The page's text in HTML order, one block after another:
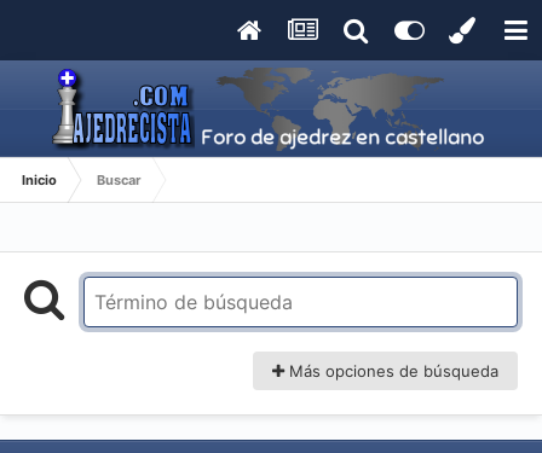
Inicio Buscar
Más opciones de búsqueda